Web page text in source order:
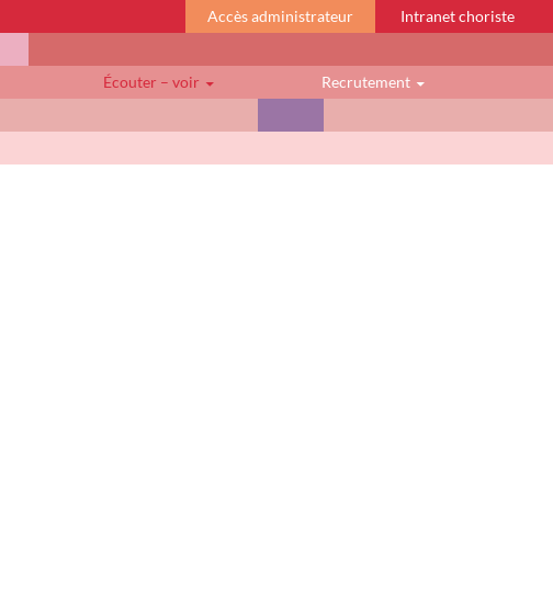
Accès administrateur Intranet choriste
Écouter – voir
Recrutement